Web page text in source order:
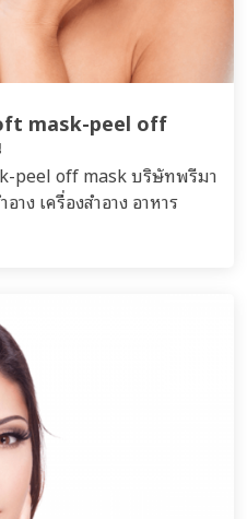
mask-peel off
peel off mask บริษัทพรีมา
าง เครื่องสำอาง อาหาร